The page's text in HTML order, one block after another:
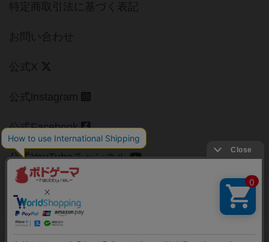
特定商取引法に基づく表記
お問い合わせ
公式X
公式instagram
公式Facebook
公式YouTubeチャンネル